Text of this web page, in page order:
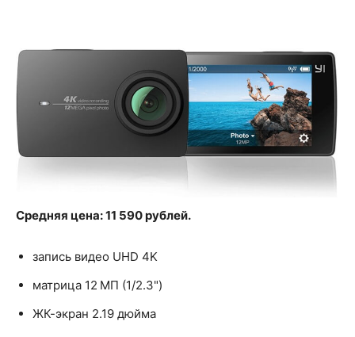
Средняя цена: 11 590 рублей.
запись видео UHD 4K
матрица 12 МП (1/2.3")
ЖК-экран 2.19 дюйма